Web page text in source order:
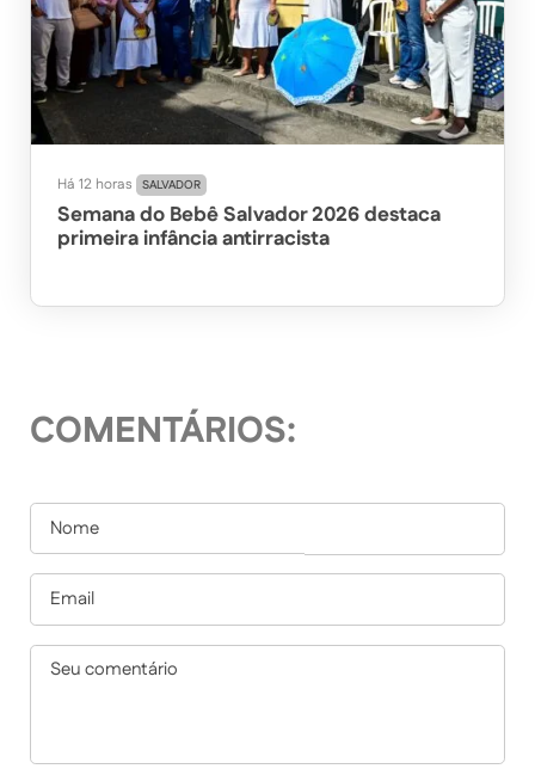
Há 12 horas SALVADOR
Semana do Bebê Salvador 2026 destaca
primeira infância antirracista
COMENTÁRIOS: